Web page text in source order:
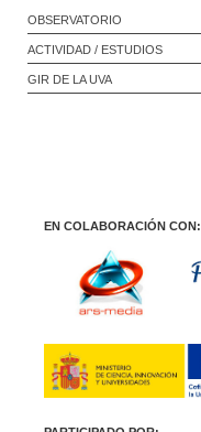
OBSERVATORIO
ACTIVIDAD / ESTUDIOS
GIR DE LA UVA
EN COLABORACIÓN CON: